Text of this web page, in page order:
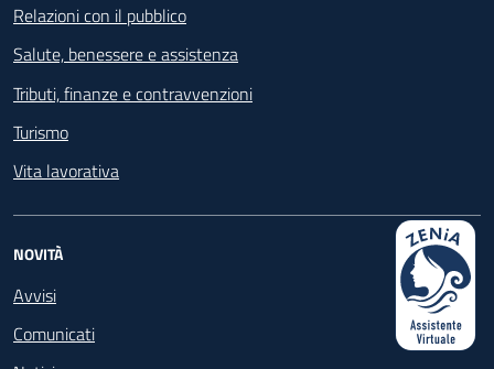
Relazioni con il pubblico
Salute, benessere e assistenza
Tributi, finanze e contravvenzioni
Turismo
Vita lavorativa
NOVITÀ
Avvisi
Comunicati